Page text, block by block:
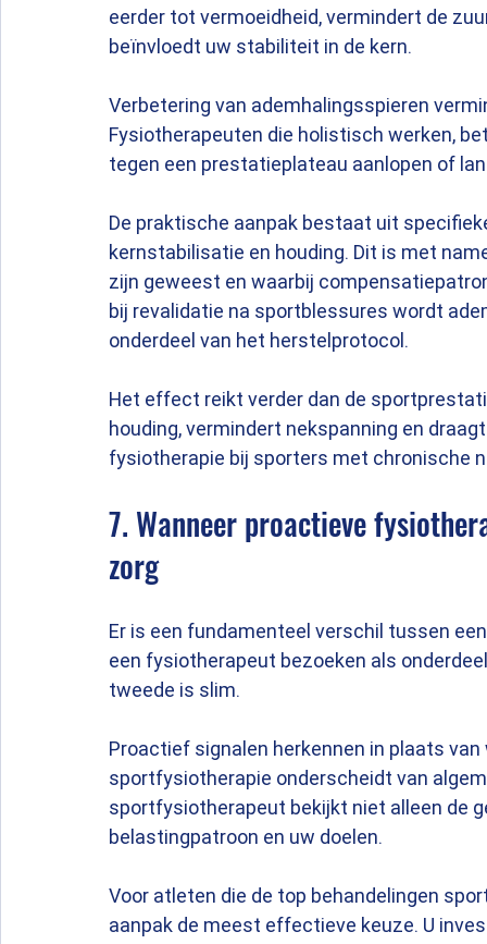
eerder tot vermoeidheid, vermindert de
beïnvloedt uw stabiliteit in de kern.
Verbetering van ademhalingsspieren
Fysiotherapeuten die holistisch werken,
tegen een prestatieplateau aanlopen of
De praktische aanpak bestaat uit
kernstabilisatie en houding. Dit is met
zijn geweest en waarbij
bij revalidatie na sportblessures wordt
onderdeel van het herstelprotocol.
Het effect reikt verder dan de
houding, vermindert nekspanning en
fysiotherapie bij sporters met chronische
7. Wanneer proactieve
zorg
Er is een fundamenteel verschil tussen
een fysiotherapeut bezoeken als
tweede is slim.
Proactief signalen herkennen in plaats
sportfysiotherapie onderscheidt van
sportfysiotherapeut bekijkt niet alleen de
belastingpatroon en uw doelen.
Voor atleten die de top behandelingen
aanpak de meest effectieve keuze. U